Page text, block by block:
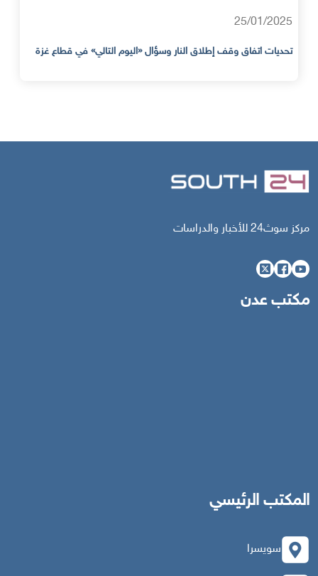
25/01/2025
تحديات اتفاق وقف إطلاق النار وسؤال «اليوم التالي» في قطاع غزة
مركز سوث24 للأخبار والدراسات
مكتب عدن
المكتب الرئيسي
سويسرا